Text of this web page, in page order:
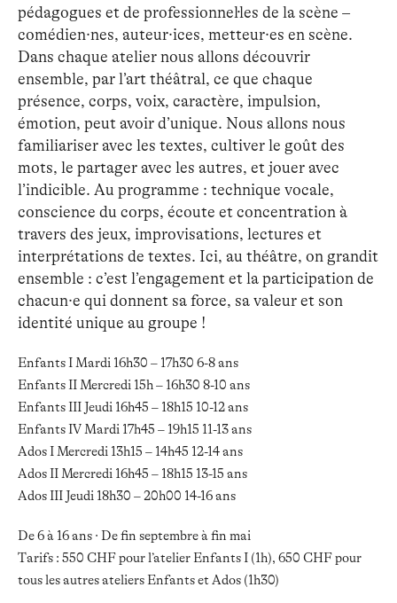
pédagogues et de professionnel·les de la scène –
comédien·nes, auteur·ices, metteur·es en scène.
Dans chaque atelier nous allons découvrir
ensemble, par l’art théâtral, ce que chaque
présence, corps, voix, caractère, impulsion,
émotion, peut avoir d’unique. Nous allons nous
familiariser avec les textes, cultiver le goût des
mots, le partager avec les autres, et jouer avec
l’indicible. Au programme : technique vocale,
conscience du corps, écoute et concentration à
travers des jeux, improvisations, lectures et
interprétations de textes. Ici, au théâtre, on grandit
ensemble : c’est l’engagement et la participation de
chacun·e qui donnent sa force, sa valeur et son
identité unique au groupe !
Enfants I Mardi 16h30 – 17h30 6-8 ans
Enfants II Mercredi 15h – 16h30 8-10 ans
Enfants III Jeudi 16h45 – 18h15 10-12 ans
Enfants IV Mardi 17h45 – 19h15 11-13 ans
Ados I Mercredi 13h15 – 14h45 12-14 ans
Ados II Mercredi 16h45 – 18h15 13-15 ans
Ados III Jeudi 18h30 – 20h00 14-16 ans
De 6 à 16 ans · De fin septembre à fin mai
Tarifs : 550 CHF pour l’atelier Enfants I (1h), 650 CHF pour
tous les autres ateliers Enfants et Ados (1h30)